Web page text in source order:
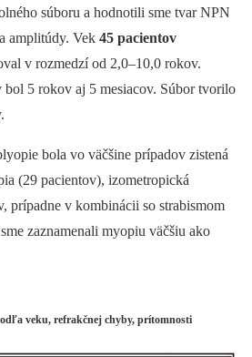
súboru a hodnotili sme tvar NPN
amplitúdy. Vek 45 pacientov
v rozmedzí od 2,0–10,0 rokov.
bol 5 rokov aj 5 mesiacov. Súbor tvorilo
bola vo väčšine prípadov zistená
(29 pacientov), izometropická
prípadne v kombinácii so strabismom
zaznamenali myopiu väčšiu ako
veku, refrakčnej chyby, prítomnosti